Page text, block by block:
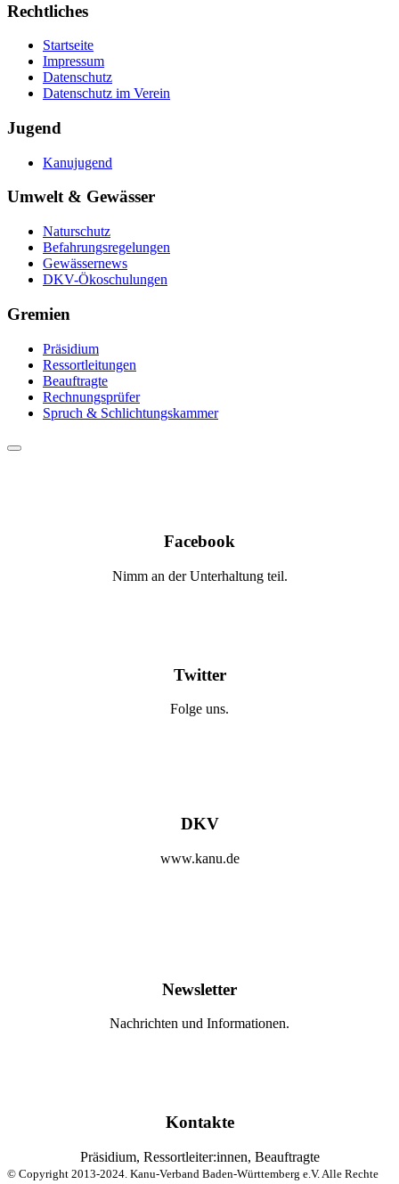
Rechtliches
Startseite
Impressum
Datenschutz
Datenschutz im Verein
Jugend
Kanujugend
Umwelt & Gewässer
Naturschutz
Befahrungsregelungen
Gewässernews
DKV-Ökoschulungen
Gremien
Präsidium
Ressortleitungen
Beauftragte
Rechnungsprüfer
Spruch & Schlichtungskammer
Facebook
Nimm an der Unterhaltung teil.
Twitter
Folge uns.
DKV
www.kanu.de
Newsletter
Nachrichten und Informationen.
Kontakte
Präsidium, Ressortleiter:innen, Beauftragte
© Copyright 2013-2024. Kanu-Verband Baden-Württemberg e.V. Alle Rechte